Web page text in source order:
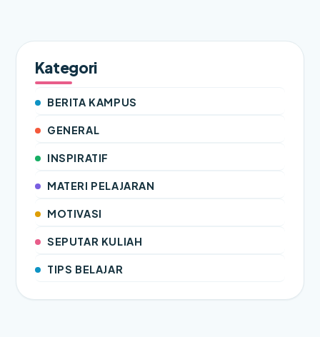
Kategori
BERITA KAMPUS
GENERAL
INSPIRATIF
MATERI PELAJARAN
MOTIVASI
SEPUTAR KULIAH
TIPS BELAJAR